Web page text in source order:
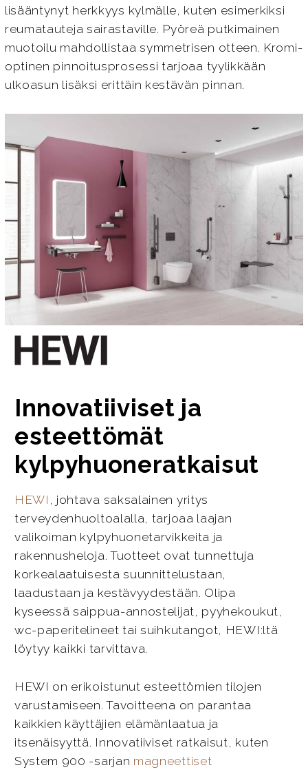
lisääntynyt herkkyys kylmälle, kuten esimerkiksi
reumatauteja sairastaville. Pyöreä putkimainen
muotoilu mahdollistaa symmetrisen otteen. Kromi-
optinen pinnoitusprosessi tarjoaa tyylikkään
ulkoasun lisäksi erittäin kestävän pinnan.
Innovatiiviset ja
esteettömät
kylpyhuoneratkaisut
HEWI , johtava saksalainen yritys
terveydenhuoltoalalla, tarjoaa laajan
valikoiman kylpyhuonetarvikkeita ja
rakennusheloja. Tuotteet ovat tunnettuja
korkealaatuisesta suunnittelustaan,
laadustaan ja kestävyydestään. Olipa
kyseessä saippua-annostelijat, pyyhekoukut,
wc-paperitelineet tai suihkutangot, HEWI:ltä
löytyy kaikki tarvittava.
HEWI on erikoistunut esteettömien tilojen
varustamiseen. Tavoitteena on parantaa
kaikkien käyttäjien elämänlaatua ja
itsenäisyyttä. Innovatiiviset ratkaisut, kuten
System 900 -sarjan magneettiset